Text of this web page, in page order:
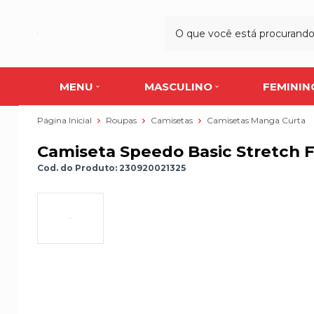
MENU MASCULINO
Página Inicial Roupas Camisetas Camisetas Manga Curta
Camiseta Speedo Basic Stretch
Cod. do Produto: 230920021325